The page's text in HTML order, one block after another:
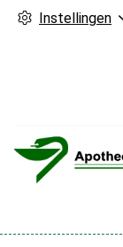
Instellingen